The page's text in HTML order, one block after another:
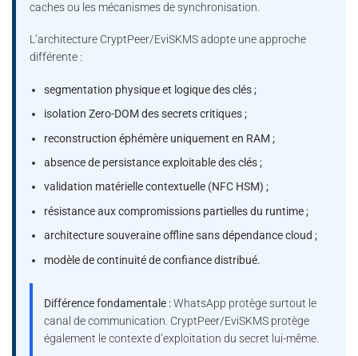
caches ou les mécanismes de synchronisation.
L’architecture CryptPeer/EviSKMS adopte une approche
différente :
segmentation physique et logique des clés ;
isolation Zero-DOM des secrets critiques ;
reconstruction éphémère uniquement en RAM ;
absence de persistance exploitable des clés ;
validation matérielle contextuelle (NFC HSM) ;
résistance aux compromissions partielles du runtime ;
architecture souveraine offline sans dépendance cloud ;
modèle de continuité de confiance distribué.
Différence fondamentale :WhatsApp protège surtout le
canal de communication. CryptPeer/EviSKMS protège
également le contexte d’exploitation du secret lui-même.